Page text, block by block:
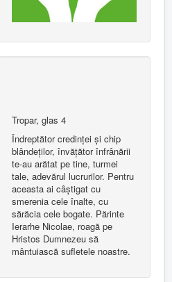
Tropar, glas 4
Îndreptător credinţei şi chip
blândeţilor, învăţător înfrânării
te-au arătat pe tine, turmei
tale, adevărul lucrurilor. Pentru
aceasta ai câştigat cu
smerenia cele înalte, cu
sărăcia cele bogate. Părinte
Ierarhe Nicolae, roagă pe
Hristos Dumnezeu să
mântuiască sufletele noastre.